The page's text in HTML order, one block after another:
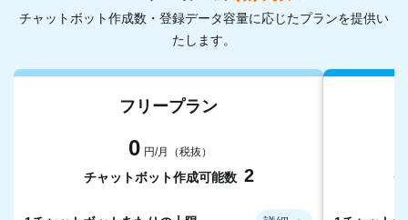
チャットボット作成数・登録データ容量に応じたプランを提供い
たします。
フリープラン
0 円/月（税抜）
チャットボット作成可能数 2